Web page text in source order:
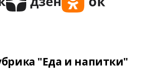
"Еда и напитки"